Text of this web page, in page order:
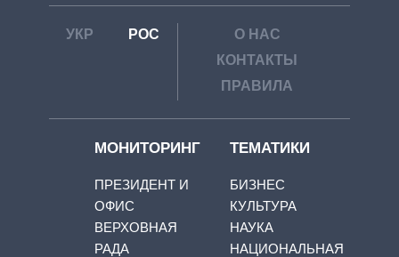
УКР РОС
О НАС
КОНТАКТЫ
ПРАВИЛА
МОНИТОРИНГ
ПРЕЗИДЕНТ И
ОФИС
ВЕРХОВНАЯ
РАДА
ТЕМАТИКИ
БИЗНЕС
КУЛЬТУРА
НАУКА
НАЦИОНАЛЬНАЯ